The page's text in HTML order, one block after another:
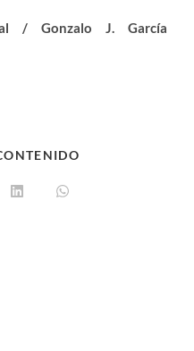
/ Gonzalo J. García